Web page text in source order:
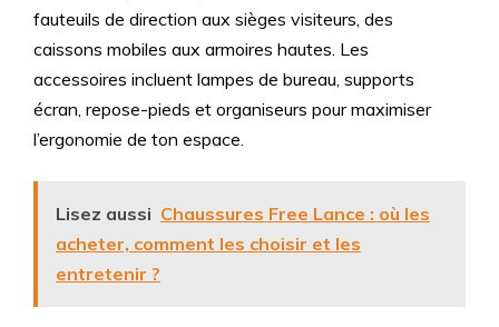
fauteuils de direction aux sièges visiteurs, des
caissons mobiles aux armoires hautes. Les
accessoires incluent lampes de bureau, supports
écran, repose-pieds et organiseurs pour maximiser
l’ergonomie de ton espace.
Lisez aussi Chaussures Free Lance : où les
acheter, comment les choisir et les
entretenir ?